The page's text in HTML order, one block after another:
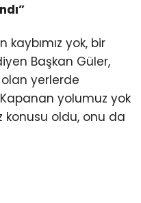
yok, bir
Başkan Güler,
olan yerlerde
yolumuz yok
konusu oldu, onu da